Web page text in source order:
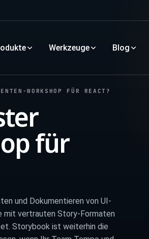
Werkzeuge Blog
WORKSHOP FÜR REACT?
für
und Dokumentieren von UI-
mit vertrauten Story-Formaten
Storybook ist weiterhin die